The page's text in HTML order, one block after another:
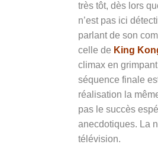
très tôt, dès lors
n’est pas ici
parlant de son
celle de King
climax en
séquence finale
réalisation la
pas le succès
anecdotiques. La
télévision.